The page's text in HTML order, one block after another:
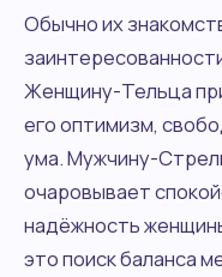
Обычно их
Женщину-Тельца
его оптимизм,
ума. Мужчину-
очаровывает
надёжность
это поиск баланса